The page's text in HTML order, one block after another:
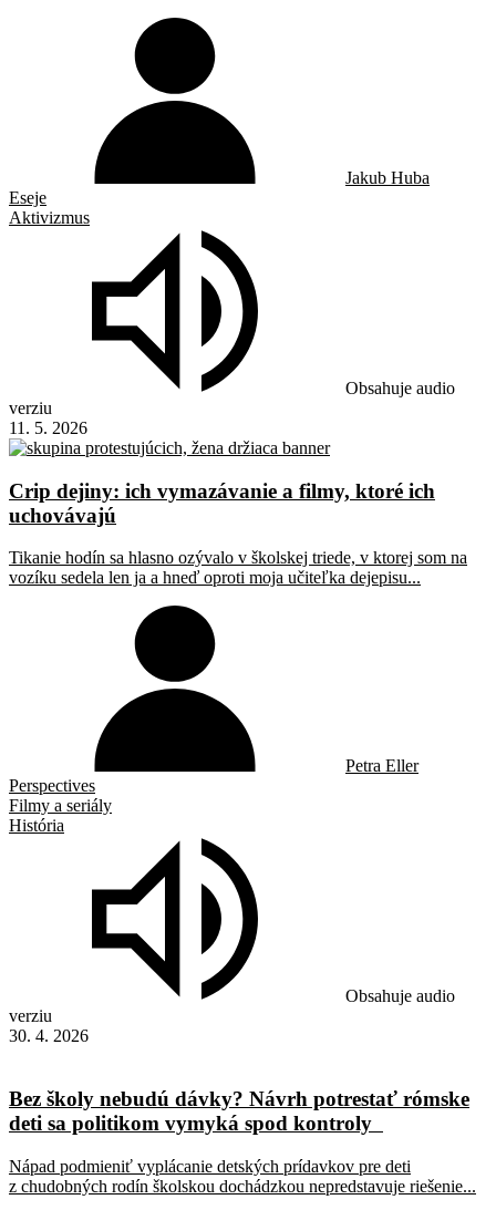
Jakub Huba
Eseje
Aktivizmus
Obsahuje audio
verziu
11. 5. 2026
Crip dejiny: ich vymazávanie a filmy, ktoré ich
uchovávajú
Tikanie hodín sa hlasno ozývalo v školskej triede, v ktorej som na
vozíku sedela len ja a hneď oproti moja učiteľka dejepisu...
Petra Eller
Perspectives
Filmy a seriály
História
Obsahuje audio
verziu
30. 4. 2026
Bez školy nebudú dávky? Návrh potrestať rómske
deti sa politikom vymyká spod kontroly
Nápad podmieniť vyplácanie detských prídavkov pre deti
z chudobných rodín školskou dochádzkou nepredstavuje riešenie...